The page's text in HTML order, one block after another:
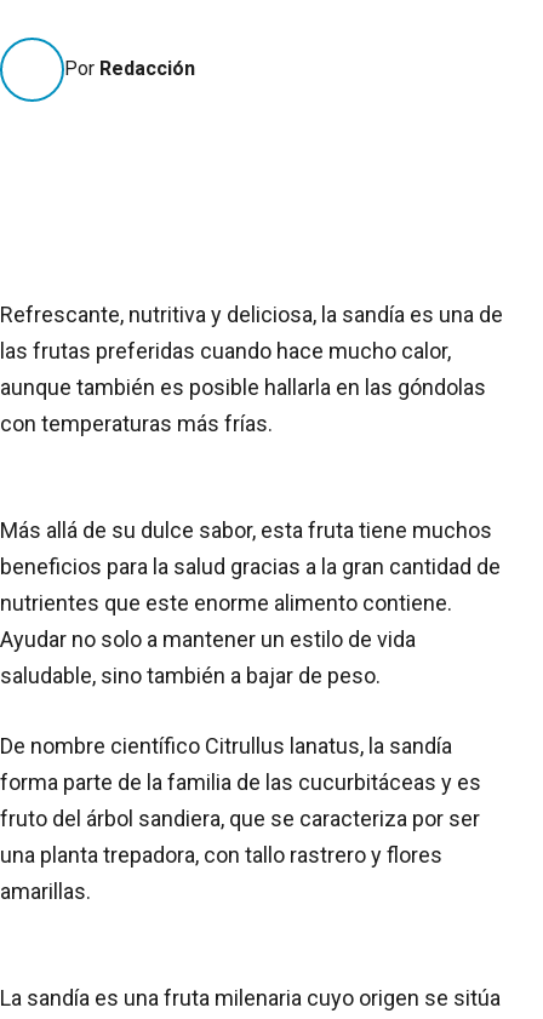
Por Redacción
Refrescante, nutritiva y deliciosa, la sandía es una de
las frutas preferidas cuando hace mucho calor,
aunque también es posible hallarla en las góndolas
con temperaturas más frías.
Más allá de su dulce sabor, esta fruta tiene muchos
beneficios para la salud gracias a la gran cantidad de
nutrientes que este enorme alimento contiene.
Ayudar no solo a mantener un estilo de vida
saludable, sino también a bajar de peso.
De nombre científico Citrullus lanatus, la sandía
forma parte de la familia de las cucurbitáceas y es
fruto del árbol sandiera, que se caracteriza por ser
una planta trepadora, con tallo rastrero y flores
amarillas.
La sandía es una fruta milenaria cuyo origen se sitúa